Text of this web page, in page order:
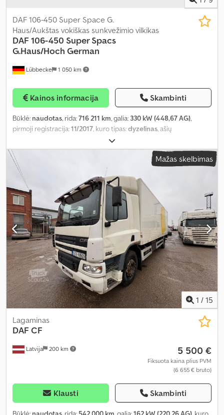
Lübbecke 1 050 km
DAF 106-450 Super Space G.
Haus/Aukštas vokiškas sunkvežimio vilkikas
DAF 106-450 Super Spacs
G.Haus/Hoch German
Kainos informacija Skambinti
Būklė: naudotas, rida:716 211 km, galia: 330 kW (448,67 AG),
pirmoji registracija:11/2017, kuro tipas:dyzelinas, ašių
dyzelinas
raudona, vairuotojo kabina:miegamoji kabina, pavaros tipas:
automatinis
, Gamybos metai:2017, Įranga:
ABS, EBS (Elektroninė stabdžių sistema), borto kompiuteris,
centrinis užraktas, kruizo kontrolė, oro kondicionavimas,
retarderis, spoileris, trauki kontrolė ,
Mažas skelbimas
1 / 15
Latvija 200 km
Lagaminas
DAF CF
5 500 €
Fiksuota kaina plius PVM
(6 655 € bruto)
Klausti Skambinti